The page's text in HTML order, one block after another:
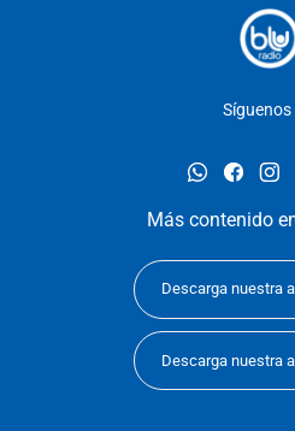
Síguenos
whatsapp
Más contenido
Descarga nuestra
Descarga nuestra